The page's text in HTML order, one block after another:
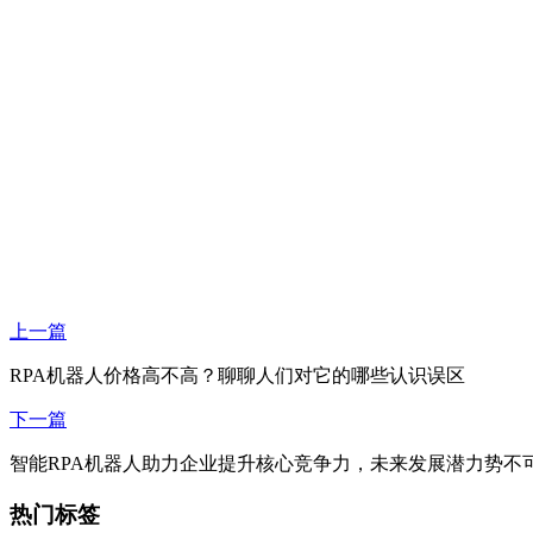
上一篇
RPA机器人价格高不高？聊聊人们对它的哪些认识误区
下一篇
智能RPA机器人助力企业提升核心竞争力，未来发展潜力势不
热门标签